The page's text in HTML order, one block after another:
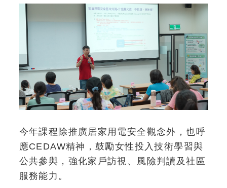
今年課程除推廣居家用電安全觀念外，也呼
應CEDAW精神，鼓勵女性投入技術學習與
公共參與，強化家戶訪視、風險判讀及社區
服務能力。